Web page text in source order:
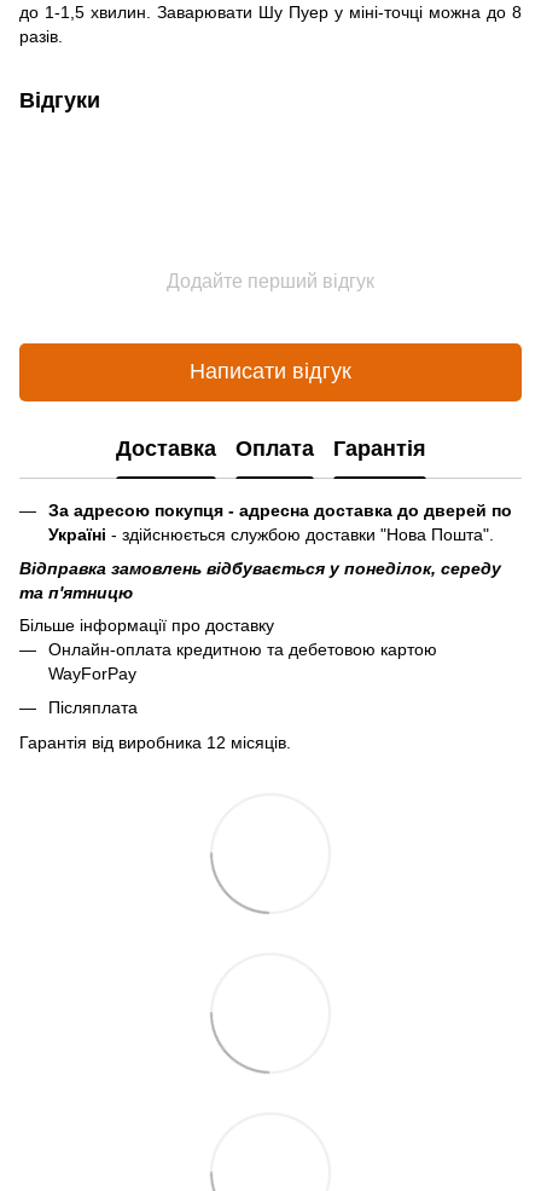
до 1-1,5 хвилин. Заварювати Шу Пуер у міні-точці можна до 8
разів.
Відгуки
Додайте перший відгук
Написати відгук
Доставка Оплата Гарантія
За адресою покупця - адресна доставка до дверей по
Україні - здійснюється службою доставки "Нова Пошта".
Відправка замовлень відбувається у понеділок, середу
та п'ятницю
Більше інформації про доставку
Онлайн-оплата кредитною та дебетовою картою
WayForPay
Післяплата
Гарантія від виробника 12 місяців.